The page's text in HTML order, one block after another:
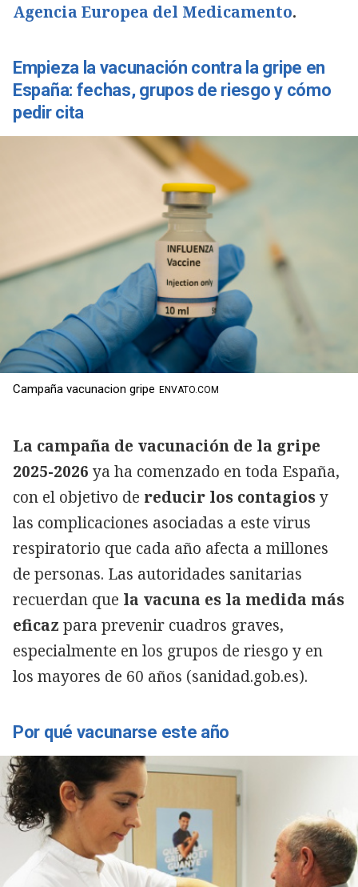
Copiar
Agencia Europea del Medicamento.
Empieza la vacunación contra la gripe en
España: fechas, grupos de riesgo y cómo
pedir cita
Campaña vacunacion gripe ENVATO.COM
La campaña de vacunación de la gripe
2025-2026 ya ha comenzado en toda España,
con el objetivo de reducir los contagiosy
las complicaciones asociadas a este virus
respiratorio que cada año afecta a millones
de personas. Las autoridades sanitarias
recuerdan que la vacuna es la medida más
eficaz para prevenir cuadros graves,
especialmente en los grupos de riesgo y en
los mayores de 60 años (sanidad.gob.es).
Por qué vacunarse este año